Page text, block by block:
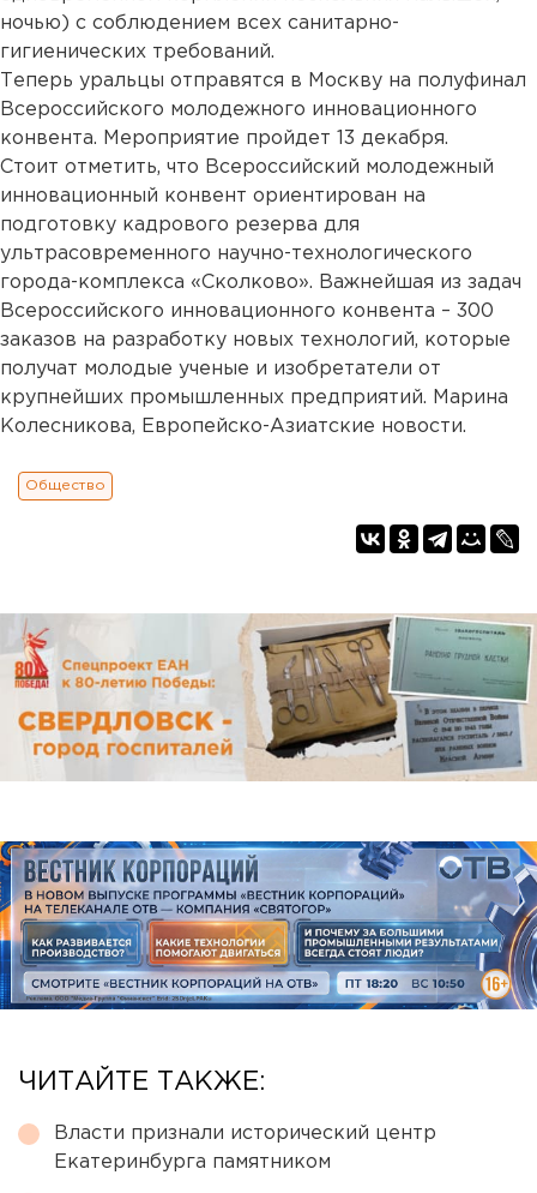
ночью) с соблюдением всех санитарно-
гигиенических требований.
Теперь уральцы отправятся в Москву на полуфинал
Всероссийского молодежного инновационного
конвента. Мероприятие пройдет 13 декабря.
Стоит отметить, что Всероссийский молодежный
инновационный конвент ориентирован на
подготовку кадрового резерва для
ультрасовременного научно-технологического
города-комплекса «Сколково». Важнейшая из задач
Всероссийского инновационного конвента – 300
заказов на разработку новых технологий, которые
получат молодые ученые и изобретатели от
крупнейших промышленных предприятий. Марина
Колесникова, Европейско-Азиатские новости.
Общество
ЧИТАЙТЕ ТАКЖЕ:
Власти признали исторический центр
Екатеринбурга памятником